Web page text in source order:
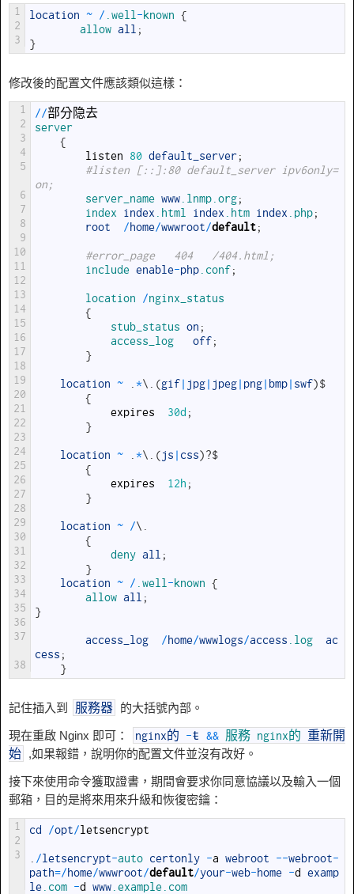
1
2
3
location ~ / .well -known {
allow all ;
}
修改後的配置文件應該類似這樣：
1
2
3
4
5
6
7
8
9
10
11
12
13
14
15
16
17
18
19
20
21
22
23
24
25
26
27
28
29
30
31
32
33
34
35
36
37
38
//部分隐去
server
{
listen
80 default_server;
#listen [::]:80 default_server ipv6only=
on;
server_name www .lnmp .org;
index index .html index .htm index .php;
root
/home/wwwroot/default;
#error_page   404   /404.html;
include enable-php .conf;
location /nginx_status
{
stub_status on ;
access_log off;
}
location ~ *\ (gif| jpg| jpeg| png| bmp| swf)$
{
expires
30d ;
}
location ~ *\ (js | css)?$
{
expires
12h ;
}
location ~ /\
{
deny all ;
}
location ~ / .well -known {
allow all ;
}
access_log /home/wwwlogs/access .log
ac
cess ;
}
記住插入到 服務器 的大括號內部。
現在重啟 Nginx 即可： nginx的 -ŧ && 服務 nginx的 重新開
始
,如果報錯，說明你的配置文件並沒有改好。
接下來使用命令獲取證書，期間會要求你同意協議以及輸入一個
郵箱，目的是將來用來升級和恢復密鑰：
1
2
3
cd /opt/letsencrypt
/letsencrypt-auto certonly -a webroot --webroot-
path=/home/wwwroot/default/your-web-home -d examp
le .com -d www .example .com